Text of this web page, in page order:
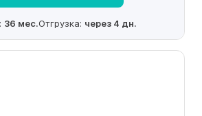
36 мес.Отгрузка: через 4 дн.